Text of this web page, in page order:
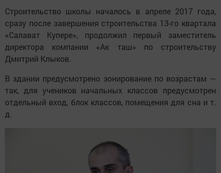
Строительство школы началось в апреле 2017 года,
сразу после завершения строительства 13-го квартала
«Салават Купере», продолжил первый заместитель
директора компании «Ак таш» по строительству
Дмитрий Клыков.
В здании предусмотрено зонирование по возрастам —
так, для учеников начальных классов предусмотрен
отдельный вход, блок классов, помещения для сна и т.
д.